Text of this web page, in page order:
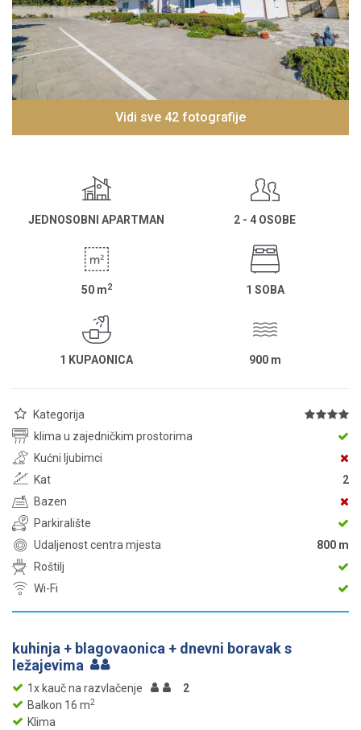
Vidi sve 42 fotografije
JEDNOSOBNI APARTMAN 2 - 4 OSOBE
50 m2 1 SOBA
1 KUPAONICA 900 m
Kategorija
klima u zajedničkim prostorima
Kućni ljubimci
Kat
2
Bazen
Parkiralište
Udaljenost centra mjesta
800 m
Roštilj
Wi-Fi
kuhinja + blagovaonica + dnevni boravak s
ležajevima
1x kauč na razvlačenje
2
Balkon 16 m2
Klima